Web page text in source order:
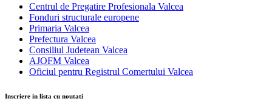
Centrul de Pregatire Profesionala Valcea
Fonduri structurale europene
Primaria Valcea
Prefectura Valcea
Consiliul Judetean Valcea
AJOFM Valcea
Oficiul pentru Registrul Comertului Valcea
Inscriere in lista cu noutati